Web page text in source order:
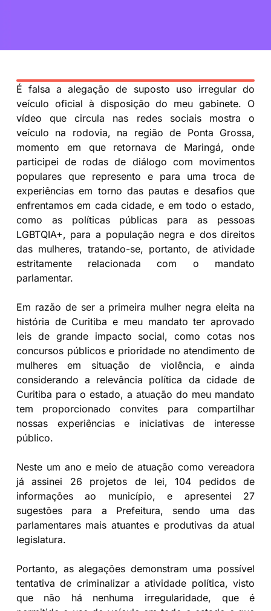
É falsa a alegação de suposto uso irregular do
veículo oficial à disposição do meu gabinete. O
vídeo que circula nas redes sociais mostra o
veículo na rodovia, na região de Ponta Grossa,
momento em que retornava de Maringá, onde
participei de rodas de diálogo com movimentos
populares que represento e para uma troca de
experiências em torno das pautas e desafios que
enfrentamos em cada cidade, e em todo o estado,
como as políticas públicas para as pessoas
LGBTQIA+, para a população negra e dos direitos
das mulheres, tratando-se, portanto, de atividade
estritamente relacionada com o mandato
parlamentar.
Em razão de ser a primeira mulher negra eleita na
história de Curitiba e meu mandato ter aprovado
leis de grande impacto social, como cotas nos
concursos públicos e prioridade no atendimento de
mulheres em situação de violência, e ainda
considerando a relevância política da cidade de
Curitiba para o estado, a atuação do meu mandato
tem proporcionado convites para compartilhar
nossas experiências e iniciativas de interesse
público.
Neste um ano e meio de atuação como vereadora
já assinei 26 projetos de lei, 104 pedidos de
informações ao município, e apresentei 27
sugestões para a Prefeitura, sendo uma das
parlamentares mais atuantes e produtivas da atual
legislatura.
Portanto, as alegações demonstram uma possível
tentativa de criminalizar a atividade política, visto
que não há nenhuma irregularidade, que é